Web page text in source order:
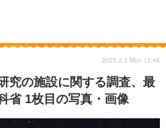
究の施設に関する調査、最
省 1枚目の写真・画像
2025.2.3 Mon 13:45